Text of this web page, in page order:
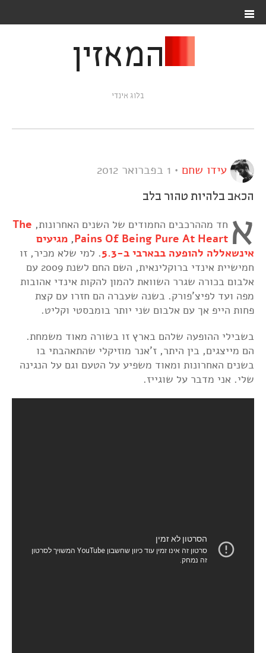
המאזין
בלוג אינדי
עידו שחם • 1 בפברואר 2012
הכאב בלהיות טהור בלב
א חד מההרכבים החמודים של השנים האחרונות, The
Pains Of Being Pure At Heart
, מגיעים
אינשאללה להופעה בבארבי ב-5.3
. למי שלא מכיר, זו
חמישיית אינדי ברוקלינאית, השם החם לשנת 2009 עם
אלבום בכורה שגרר השוואת להמון להקות אינדי אהובות
מפה ועד לפיצ'פורק. בשנה שעברה הם חזרו עם קצת
פחות הייפ אך עם אלבום שני יותר בומבסטי וקליט.
בשבילי ההופעה שלהם בארץ זו בשורה מאוד משמחת.
הם מייצגים, בין היתר, ז'אנר מוזיקלי שהתאהבתי בו
בשנים האחרונות ומאוד משפיע על הטעם וגם על הנגינה
שלי. אני מדבר על שוגייז.